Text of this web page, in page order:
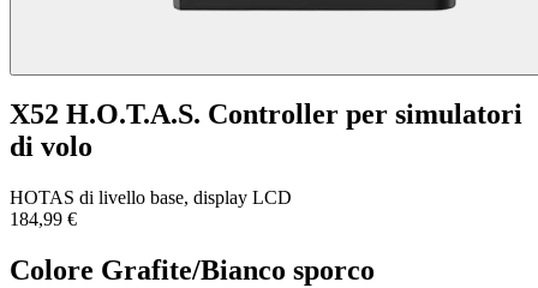
X52 H.O.T.A.S. Controller per simulatori
di volo
HOTAS di livello base, display LCD
184,99 €
Colore Grafite/Bianco sporco